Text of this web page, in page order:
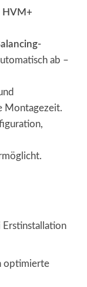
HVM+
ab –
Montagezeit.
Erstinstallation
optimierte